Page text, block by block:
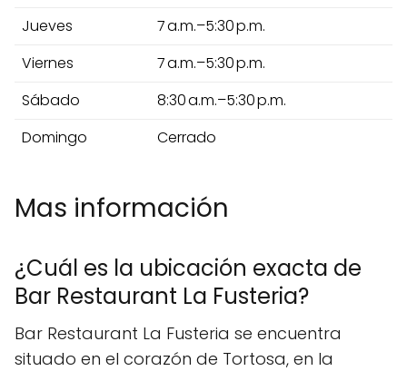
Jueves
7 a.m.–5:30 p.m.
Viernes
7 a.m.–5:30 p.m.
Sábado
8:30 a.m.–5:30 p.m.
Domingo
Cerrado
Mas información
¿Cuál es la ubicación exacta de
Bar Restaurant La Fusteria?
Bar Restaurant La Fusteria se encuentra
situado en el corazón de Tortosa, en la